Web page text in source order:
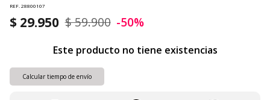
REF. 28800107
$ 29.950 $ 59.900 -50%
Este producto no tiene existencias
Calcular tiempo de envío